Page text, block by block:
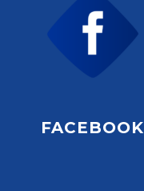
FACEBOOK